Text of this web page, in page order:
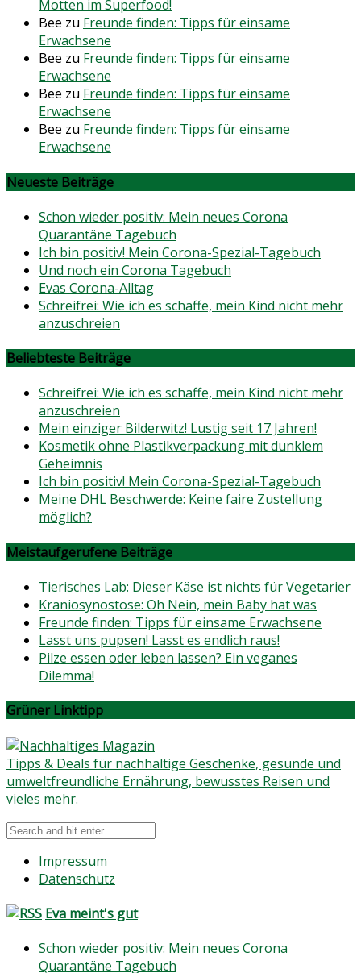
Motten im Superfood!
Bee zu Freunde finden: Tipps für einsame
Erwachsene
Bee zu Freunde finden: Tipps für einsame
Erwachsene
Bee zu Freunde finden: Tipps für einsame
Erwachsene
Bee zu Freunde finden: Tipps für einsame
Erwachsene
Neueste Beiträge
Schon wieder positiv: Mein neues Corona
Quarantäne Tagebuch
Ich bin positiv! Mein Corona-Spezial-Tagebuch
Und noch ein Corona Tagebuch
Evas Corona-Alltag
Schreifrei: Wie ich es schaffe, mein Kind nicht mehr
anzuschreien
Beliebteste Beiträge
Schreifrei: Wie ich es schaffe, mein Kind nicht mehr
anzuschreien
Mein einziger Bilderwitz! Lustig seit 17 Jahren!
Kosmetik ohne Plastikverpackung mit dunklem
Geheimnis
Ich bin positiv! Mein Corona-Spezial-Tagebuch
Meine DHL Beschwerde: Keine faire Zustellung
möglich?
Meistaufgerufene Beiträge
Tierisches Lab: Dieser Käse ist nichts für Vegetarier
Kraniosynostose: Oh Nein, mein Baby hat was
Freunde finden: Tipps für einsame Erwachsene
Lasst uns pupsen! Lasst es endlich raus!
Pilze essen oder leben lassen? Ein veganes
Dilemma!
Grüner Linktipp
Tipps & Deals für nachhaltige Geschenke, gesunde und
umweltfreundliche Ernährung, bewusstes Reisen und
vieles mehr.
Impressum
Datenschutz
Eva meint's gut
Schon wieder positiv: Mein neues Corona
Quarantäne Tagebuch